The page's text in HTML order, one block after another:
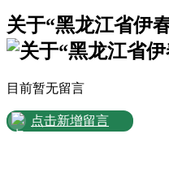
关于“黑龙江省伊
目前暂无留言
点击新增留言